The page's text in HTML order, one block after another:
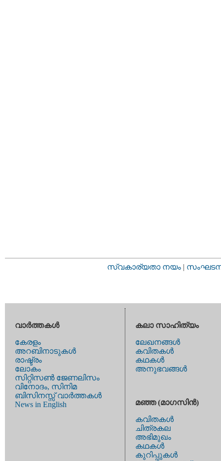
സ്വകാര്യതാ നയം |
വാര്‍ത്തകള്‍
കേരളം
അറബിനാടുകള്‍
രാഷ്ട്രം
ലോകം
സിറ്റിസണ്‍ ജേണലിസം
വിനോദം, സിനിമ
ബിസിനസ്സ് വാര്‍ത്തകള്‍
News in English
കലാ സാഹിത്യം
ലേഖനങ്ങള്‍
കവിതകള്‍
കഥകള്‍
അനുഭവങ്ങള്‍
മഞ്ഞ (മാഗസിന്‍)
കവിതകള്‍
ചിത്രകല
അഭിമുഖം
കഥകള്‍
കുറിപ്പുകള്‍